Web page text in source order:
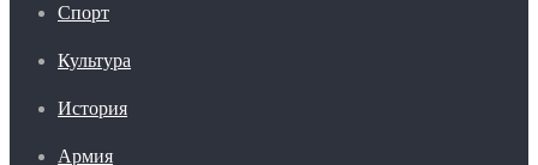
Спорт
Культура
История
Армия